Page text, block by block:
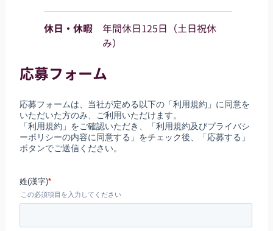
休日・休暇
年間休日125日（土日祝休
み）
応募フォーム